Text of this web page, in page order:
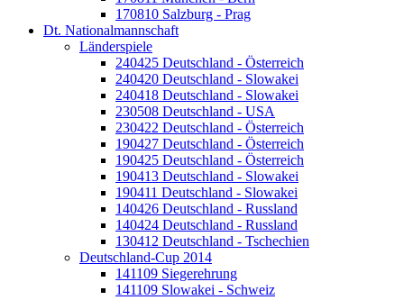
170810 Salzburg - Prag
Dt. Nationalmannschaft
Länderspiele
240425 Deutschland - Österreich
240420 Deutschland - Slowakei
240418 Deutschland - Slowakei
230508 Deutschland - USA
230422 Deutschland - Österreich
190427 Deutschland - Österreich
190425 Deutschland - Österreich
190413 Deutschland - Slowakei
190411 Deutschland - Slowakei
140426 Deutschland - Russland
140424 Deutschland - Russland
130412 Deutschland - Tschechien
Deutschland-Cup 2014
141109 Siegerehrung
141109 Slowakei - Schweiz